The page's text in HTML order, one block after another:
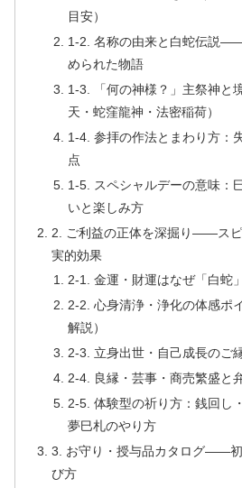
目安）
1-2. 名称の由来と白蛇伝説
められた物語
1-3. 「何の神様？」主祭神と
天・蛇窪龍神・法密稲荷）
1-4. 参拝の作法とまわり方：
点
1-5. スペシャルデーの意味：
いと楽しみ方
2. ご利益の正体を深掘り――ス
実的効果
2-1. 金運・財運はなぜ「白蛇
2-2. 心身清浄・浄化の体感ポ
解説）
2-3. 立身出世・自己成長のご
2-4. 良縁・芸事・商売繁盛と
2-5. 体験型の祈り方：銭回し
夢巳札のやり方
3. お守り・授与品カタログ――
び方